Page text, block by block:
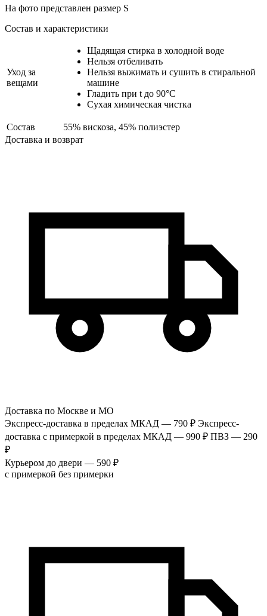
На фото представлен размер S
Состав и характеристики
Уход за
вещами
Щадящая стирка в холодной воде
Нельзя отбеливать
Нельзя выжимать и сушить в стиральной
машине
Гладить при t до 90°С
Сухая химическая чистка
Состав
55% вискоза, 45% полиэстер
Доставка и возврат
Доставка по Москве и МО
Экспресс-доставка в пределах МКАД — 790 ₽ Экспресс-
доставка с примеркой в пределах МКАД — 990 ₽ ПВЗ — 290
₽
Курьером до двери — 590 ₽
с примеркой без примерки